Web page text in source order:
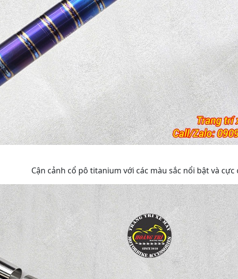
Cận cảnh cổ pô titanium với các màu sắc nổi bật và